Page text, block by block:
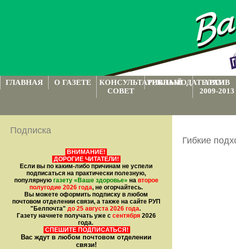
ГЛАВНАЯ О ГАЗЕТЕ
КОНСУЛЬТАТИВНЫЙ
СОВЕТ
РЕКЛАМОДАТЕЛЯМ
АРХИВ
2009-2013
Подписка
ВНИМАНИЕ!
ДОРОГИЕ ЧИТАТЕЛИ!
Если вы по каким-либо причинам не успели
подписаться на практически полезную,
популярную газету «Ваше здоровье» на второе
полугодие 2026 года, не огорчайтесь.
Вы можете оформить подписку в любом
почтовом отделении связи, а также на сайте РУП
"Белпочта" до 25 августа 2026 года.
Газету начнете получать уже с сентября2026
года.
СПЕШИТЕ ПОДПИСАТЬСЯ!
Вас ждут в любом почтовом отделении
связи!
Гибкие